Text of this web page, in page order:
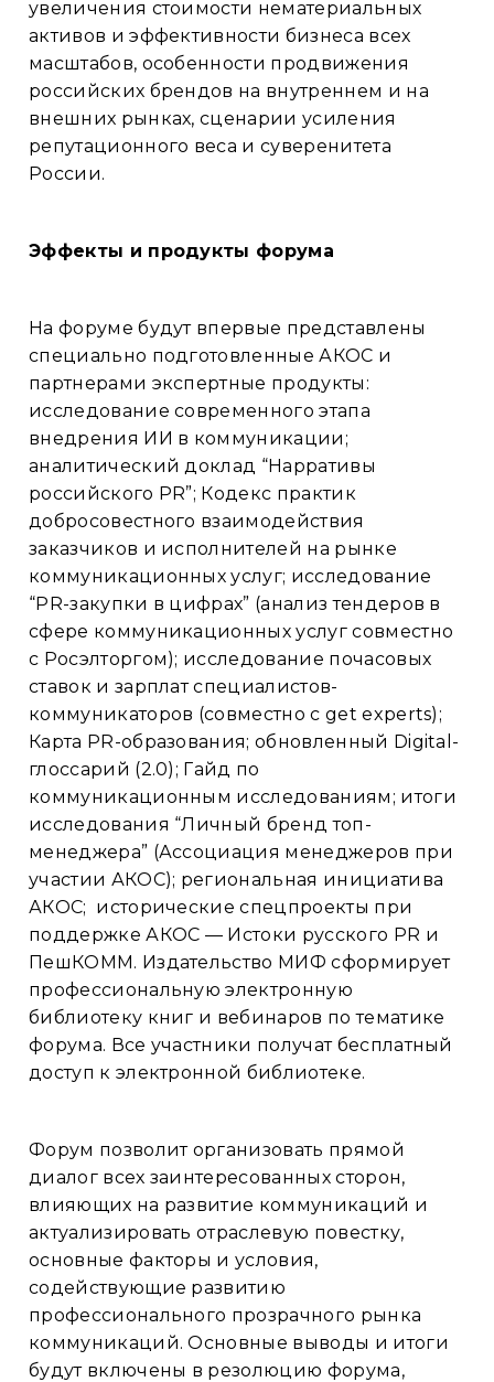
увеличения стоимости нематериальных
активов и эффективности бизнеса всех
масштабов, особенности продвижения
российских брендов на внутреннем и на
внешних рынках, сценарии усиления
репутационного веса и суверенитета
России.
Эффекты и продукты форума
На форуме будут впервые представлены
специально подготовленные АКОС и
партнерами экспертные продукты:
исследование современного этапа
внедрения ИИ в коммуникации;
аналитический доклад “Нарративы
российского PR”; Кодекс практик
добросовестного взаимодействия
заказчиков и исполнителей на рынке
коммуникационных услуг; исследование
“PR-закупки в цифрах” (анализ тендеров в
сфере коммуникационных услуг совместно
с Росэлторгом); исследование почасовых
ставок и зарплат специалистов-
коммуникаторов (совместно с get experts);
Карта PR-образования; обновленный Digital-
глоссарий (2.0); Гайд по
коммуникационным исследованиям; итоги
исследования “Личный бренд топ-
менеджера” (Ассоциация менеджеров при
участии АКОС); региональная инициатива
АКОС; исторические спецпроекты при
поддержке АКОС — Истоки русского PR и
ПешКОММ. Издательство МИФ сформирует
профессиональную электронную
библиотеку книг и вебинаров по тематике
форума. Все участники получат бесплатный
доступ к электронной библиотеке.
Форум позволит организовать прямой
диалог всех заинтересованных сторон,
влияющих на развитие коммуникаций и
актуализировать отраслевую повестку,
основные факторы и условия,
содействующие развитию
профессионального прозрачного рынка
коммуникаций. Основные выводы и итоги
будут включены в резолюцию форума,